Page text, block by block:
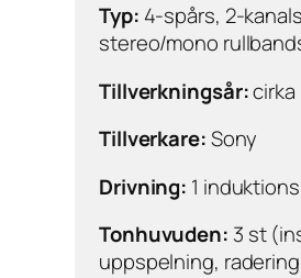
Typ: 4-spårs, 2-kanals
stereo/mono
Tillverkningsår:cirka
Tillverkare:Sony
Drivning: 1
Tonhuvuden: 3 st
uppspelning,